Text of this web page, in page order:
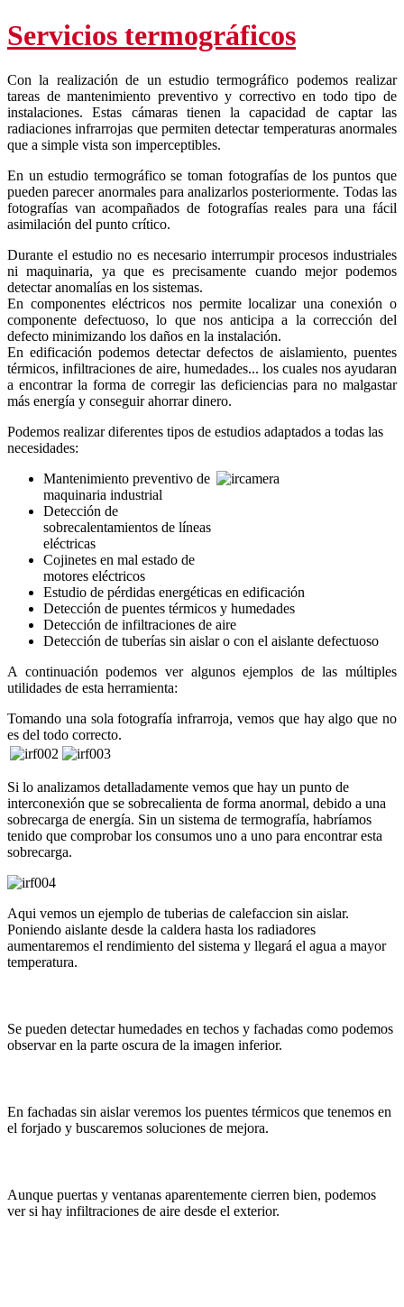
Servicios termográficos
Con la realización de un estudio termográfico podemos realizar
tareas de mantenimiento preventivo y correctivo en todo tipo de
instalaciones. Estas cámaras tienen la capacidad de captar las
radiaciones infrarrojas que permiten detectar temperaturas anormales
que a simple vista son imperceptibles.
En un estudio termográfico se toman fotografías de los puntos que
pueden parecer anormales para analizarlos posteriormente. Todas las
fotografías van acompañados de fotografías reales para una fácil
asimilación del punto crítico.
Durante el estudio no es necesario interrumpir procesos industriales
ni maquinaria, ya que es precisamente cuando mejor podemos
detectar anomalías en los sistemas.
En componentes eléctricos nos permite localizar una conexión o
componente defectuoso, lo que nos anticipa a la corrección del
defecto minimizando los daños en la instalación.
En edificación podemos detectar defectos de aislamiento, puentes
térmicos, infiltraciones de aire, humedades... los cuales nos ayudaran
a encontrar la forma de corregir las deficiencias para no malgastar
más energía y conseguir ahorrar dinero.
Podemos realizar diferentes tipos de estudios adaptados a todas las
necesidades:
Mantenimiento preventivo de
maquinaria industrial
Detección de
sobrecalentamientos de líneas
eléctricas
Cojinetes en mal estado de
motores eléctricos
Estudio de pérdidas energéticas en edificación
Detección de puentes térmicos y humedades
Detección de infiltraciones de aire
Detección de tuberías sin aislar o con el aislante defectuoso
A continuación podemos ver algunos ejemplos de las múltiples
utilidades de esta herramienta:
Tomando una sola fotografía infrarroja, vemos que hay algo que no
es del todo correcto.
Si lo analizamos detalladamente vemos que hay un punto de
interconexión que se sobrecalienta de forma anormal, debido a una
sobrecarga de energía. Sin un sistema de termografía, habríamos
tenido que comprobar los consumos uno a uno para encontrar esta
sobrecarga.
Aqui vemos un ejemplo de tuberias de calefaccion sin aislar.
Poniendo aislante desde la caldera hasta los radiadores
aumentaremos el rendimiento del sistema y llegará el agua a mayor
temperatura.
Se pueden detectar humedades en techos y fachadas como podemos
observar en la parte oscura de la imagen inferior.
En fachadas sin aislar veremos los puentes térmicos que tenemos en
el forjado y buscaremos soluciones de mejora.
Aunque puertas y ventanas aparentemente cierren bien, podemos
ver si hay infiltraciones de aire desde el exterior.